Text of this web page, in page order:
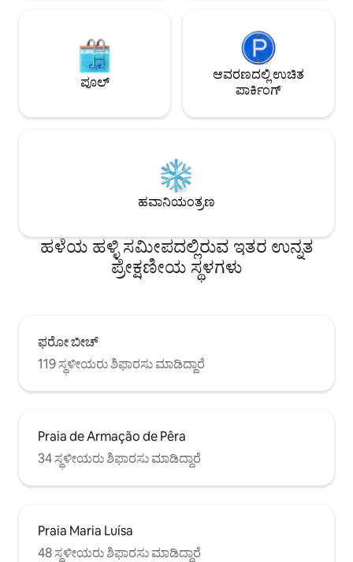
ಪೂಲ್
ಆವರಣದಲ್ಲಿ ಉಚಿತ
ಪಾರ್ಕಿಂಗ್
ಹವಾನಿಯಂತ್ರಣ
ಹಳೆಯ ಹಳ್ಳಿ ಸಮೀಪದಲ್ಲಿರುವ ಇತರ ಉನ್ನತ
ಪ್ರೇಕ್ಷಣೀಯ ಸ್ಥಳಗಳು
ಫರೋ ಬೀಚ್
119 ಸ್ಥಳೀಯರು ಶಿಫಾರಸು ಮಾಡಿದ್ದಾರೆ
Praia de Armação de Pêra
34 ಸ್ಥಳೀಯರು ಶಿಫಾರಸು ಮಾಡಿದ್ದಾರೆ
Praia Maria Luísa
48 ಸ್ಥಳೀಯರು ಶಿಫಾರಸು ಮಾಡಿದ್ದಾರೆ